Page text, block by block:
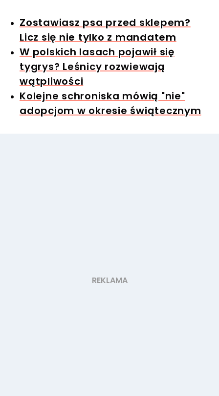
Zostawiasz psa przed sklepem?
Licz się nie tylko z mandatem
W polskich lasach pojawił się
tygrys? Leśnicy rozwiewają
wątpliwości
Kolejne schroniska mówią "nie"
adopcjom w okresie świątecznym